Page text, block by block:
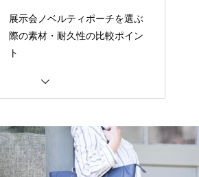
展示会ノベルティポーチを選ぶ
際の素材・耐久性の比較ポイン
ト
刻印入りタンブラーにロゴを入
AIツールでフェイスタオルのデ